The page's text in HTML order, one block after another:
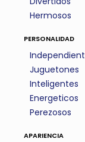
Hermosos
personalidad
Juguetones
Inteligentes
Energeticos
Perezosos
apariencia